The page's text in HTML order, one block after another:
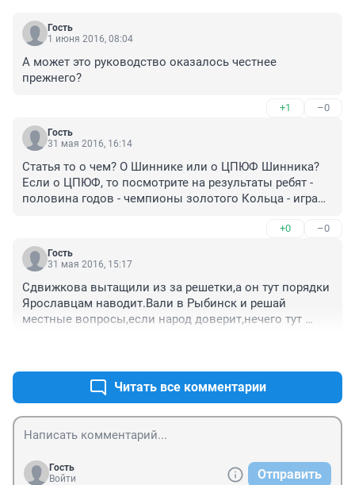
Гость
1 июня 2016, 08:04
А может это руководство оказалось честнее
прежнего?
+1 –0
Гость
31 мая 2016, 16:14
Статья то о чем? О Шиннике или о ЦПЮФ Шинника?
Если о ЦПЮФ, то посмотрите на результаты ребят -
половина годов - чемпионы золотого Кольца - играют
Школа готовит детей на высоком уровне. Это не
какой то СДЮШОР - тут выстроенная линия
подготовки, опытные тренера. Конечно руководство
даже в таких условиях дети выигрывают.
И отдельно хочется сказать - дети заняты, не курят, не
пьют, стремятся к чему то. поэтому господину
+0 –0
Гость
31 мая 2016, 15:17
Сдвижкова вытащили из за решетки,а он тут порядки
Ярославцам наводит.Вали в Рыбинск и решай
местные вопросы,если народ доверит,нечего тут
Читать все комментарии
Гость
Войти
Отправить